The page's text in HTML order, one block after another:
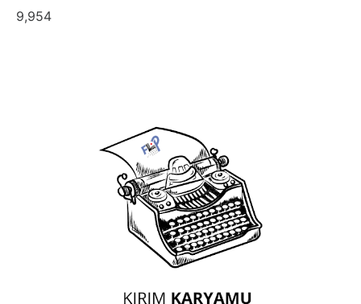
9,954